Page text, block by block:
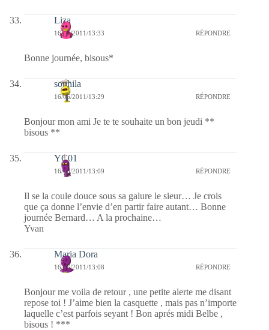
Liza
16/06/2011/13:33 RÉPONDRE
Bonne journée, bisous*
souhila
16/06/2011/13:29 RÉPONDRE
Bonjour mon ami Je te te souhaite un bon jeudi **
bisous **
YC01
16/06/2011/13:09 RÉPONDRE
Il se la coule douce sous sa galure le sieur… Je crois
que ça donne l’envie d’en partir faire autant… Bonne
journée Bernard… A la prochaine…
Yvan
Maria Dora
16/06/2011/13:08 RÉPONDRE
Bonjour me voila de retour , une petite alerte me disant
repose toi ! J’aime bien la casquette , mais pas n’importe
laquelle c’est parfois seyant ! Bon aprés midi Belbe ,
bisous ! ***